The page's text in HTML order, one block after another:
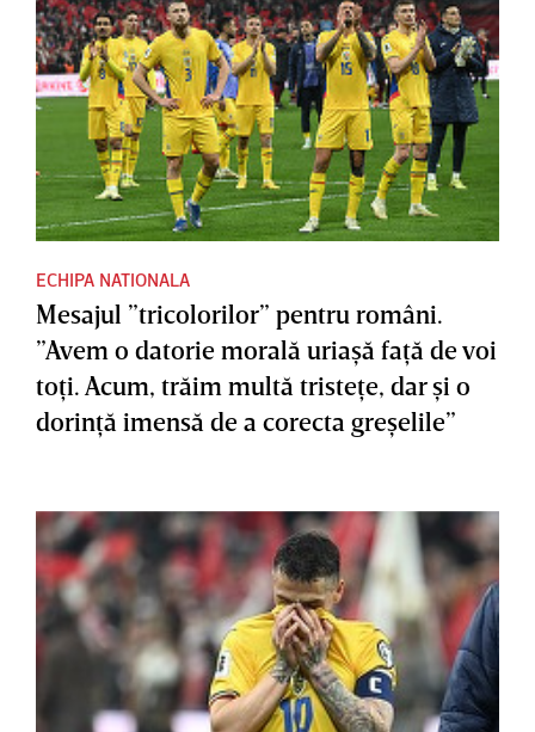
ECHIPA NATIONALA
Mesajul ”tricolorilor” pentru români.
”Avem o datorie morală uriaşă faţă de voi
toţi. Acum, trăim multă tristeţe, dar şi o
dorinţă imensă de a corecta greşelile”